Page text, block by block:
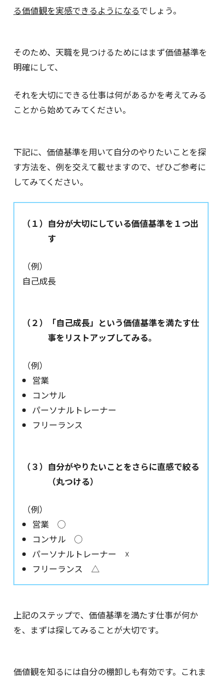
る価値観を実感できるようになるでしょう。
そのため、天職を見つけるためにはまず価値基準を
明確にして、
それを大切にできる仕事は何があるかを考えてみる
ことから始めてみてください。
下記に、価値基準を用いて自分のやりたいことを探
す方法を、例を交えて載せますので、ぜひご参考に
してみてください。
（１）自分が大切にしている価値基準を１つ出
す
（例）
自己成長
（２）「自己成長」という価値基準を満たす仕
事をリストアップしてみる。
（例）
営業
コンサル
パーソナルトレーナー
フリーランス
（３）自分がやりたいことをさらに直感で絞る
（丸つける）
（例）
営業 ◯
コンサル ◯
パーソナルトレーナー ☓
フリーランス △
上記のステップで、価値基準を満たす仕事が何か
を、まずは探してみることが大切です。
価値観を知るには自分の棚卸しも有効です。これま